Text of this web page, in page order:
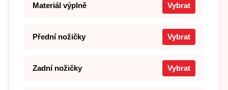
Materiál výplně Vybrat
Přední nožičky Vybrat
Zadní nožičky Vybrat